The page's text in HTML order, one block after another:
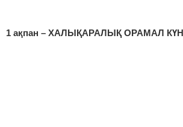
1 ақпан – ХАЛЫҚАРАЛЫҚ ОРАМАЛ